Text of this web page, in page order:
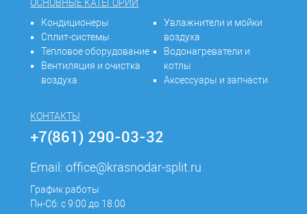
ОСНОВНЫЕ КАТЕГОРИИ
Кондиционеры
Сплит-системы
Тепловое оборудование
Вентиляция и очистка
воздуха
Увлажнители и мойки
воздуха
Водонагреватели и
котлы
Аксессуары и запчасти
КОНТАКТЫ
+7(861) 290-03-32
Email:office@krasnodar-split.ru
График работы
Пн-Сб: с 9:00 до 18:00